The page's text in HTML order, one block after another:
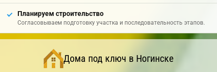
Планируем строительство
Согласовываем подготовку участка и последовательность этапов.
Дома под ключ в Ногинске